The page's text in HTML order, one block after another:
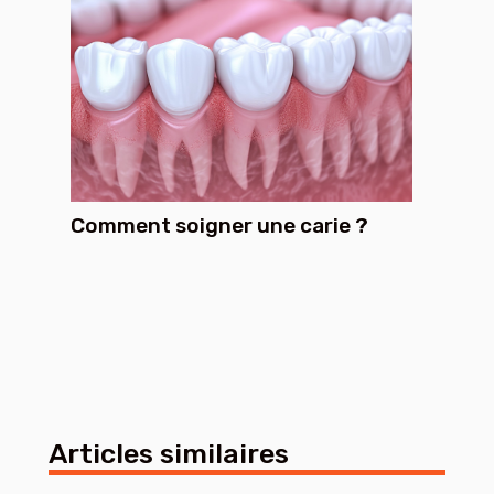
Comment soigner une carie ?
Articles similaires